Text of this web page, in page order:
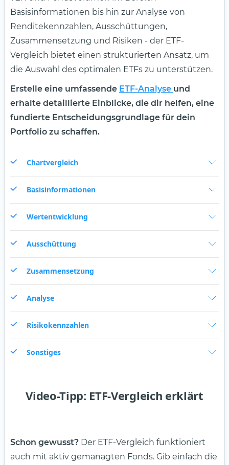
Basisinformationen bis hin zur Analyse von
Renditekennzahlen, Ausschüttungen,
Zusammensetzung und Risiken - der ETF-
Vergleich bietet einen strukturierten Ansatz, um
die Auswahl des optimalen ETFs zu unterstützen.
Erstelle eine umfassende ETF-Analyse und
erhalte detaillierte Einblicke, die dir helfen, eine
fundierte Entscheidungsgrundlage für dein
Portfolio zu schaffen.
Chartvergleich
Basisinformationen
Wertentwicklung
Ausschüttung
Zusammensetzung
Analyse
Risikokennzahlen
Sonstiges
Video-Tipp: ETF-Vergleich erklärt
Schon gewusst? Der ETF-Vergleich funktioniert
auch mit aktiv gemanagten Fonds. Gib einfach die